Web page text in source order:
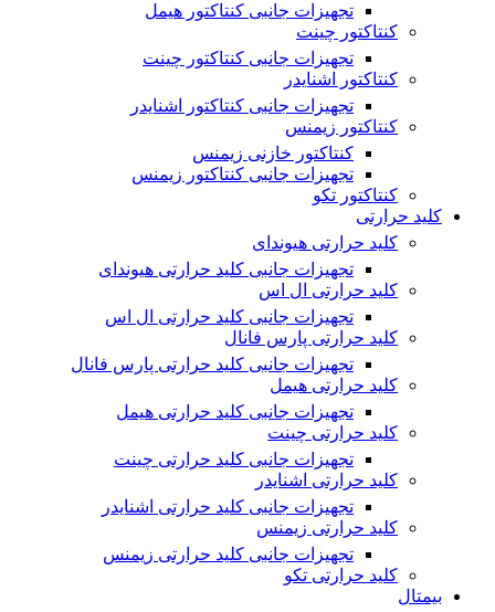
تجهیزات جانبی کنتاکتور هیمل
کنتاکتور چینت
تجهیزات جانبی کنتاکتور چینت
کنتاکتور اشنایدر
تجهیزات جانبی کنتاکتور اشنایدر
کنتاکتور زیمنس
کنتاکتور خازنی زیمنس
تجهیزات جانبی کنتاکتور زیمنس
کنتاکتور تکو
کلید حرارتی
کلید حرارتی هیوندای
تجهیزات جانبی کلید حرارتی هیوندای
کلید حرارتی ال اس
تجهیزات جانبی کلید حرارتی ال اس
کلید حرارتی پارس فانال
تجهیزات جانبی کلید حرارتی پارس فانال
کلید حرارتی هیمل
تجهیزات جانبی کلید حرارتی هیمل
کلید حرارتی چینت
تجهیزات جانبی کلید حرارتی چینت
کلید حرارتی اشنایدر
تجهیزات جانبی کلید حرارتی اشنایدر
کلید حرارتی زیمنس
تجهیزات جانبی کلید حرارتی زیمنس
کلید حرارتی تکو
بیمتال